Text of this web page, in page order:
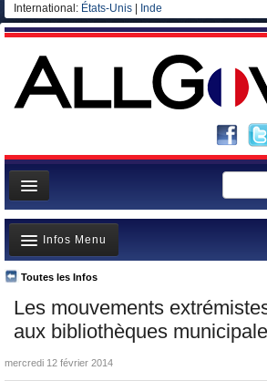
International: États-Unis Inde
Page d'accueil
Infos
Gouvernement
Ministères/Directions
Blog
Elections européennes
Les mouvements
aux bibliothèques
Toutes les Infos
Infos Menu
A la Une
Polémiques
La France et le Monde
mercredi 12 février 2014